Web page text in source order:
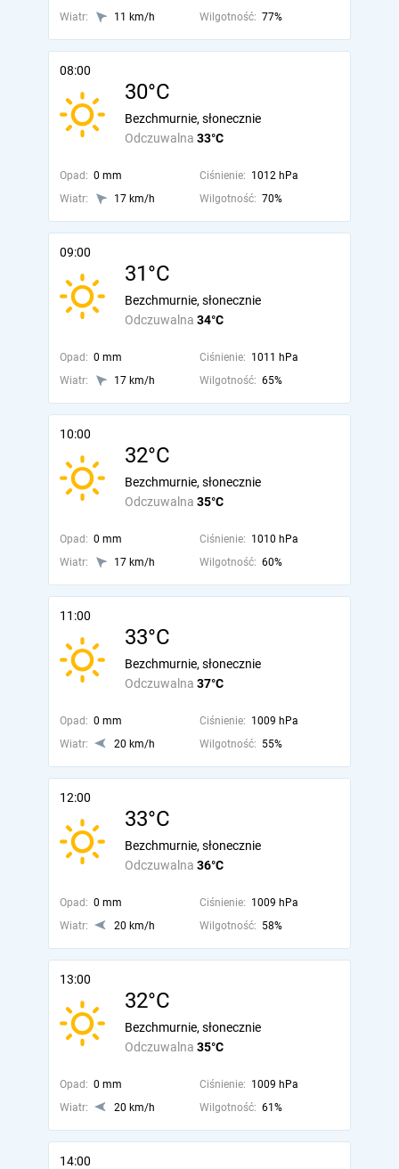
Wiatr: 11 km/h Wilgotność: 77%
08:00
30°C
Odczuwalna 33°C
Bezchmurnie, słonecznie
Opad: 0 mm Ciśnienie: 1012 hPa
Wiatr:
17 km/h Wilgotność: 70%
09:00
31°C
Odczuwalna 34°C
Bezchmurnie, słonecznie
Opad: 0 mm Ciśnienie: 1011 hPa
Wiatr:
17 km/h Wilgotność: 65%
10:00
32°C
Odczuwalna 35°C
Bezchmurnie, słonecznie
Opad: 0 mm Ciśnienie: 1010 hPa
Wiatr:
17 km/h Wilgotność: 60%
11:00
33°C
Odczuwalna 37°C
Bezchmurnie, słonecznie
Opad: 0 mm Ciśnienie: 1009 hPa
Wiatr:
20 km/h Wilgotność: 55%
12:00
33°C
Odczuwalna 36°C
Bezchmurnie, słonecznie
Opad: 0 mm Ciśnienie: 1009 hPa
Wiatr:
20 km/h Wilgotność: 58%
13:00
32°C
Odczuwalna 35°C
Bezchmurnie, słonecznie
Opad: 0 mm Ciśnienie: 1009 hPa
Wiatr:
20 km/h Wilgotność: 61%
14:00